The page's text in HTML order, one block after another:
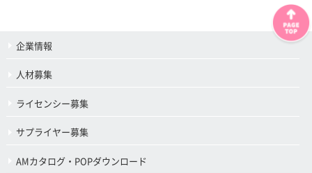
企業情報
人材募集
ライセンシー募集
サプライヤー募集
AMカタログ・POPダウンロード